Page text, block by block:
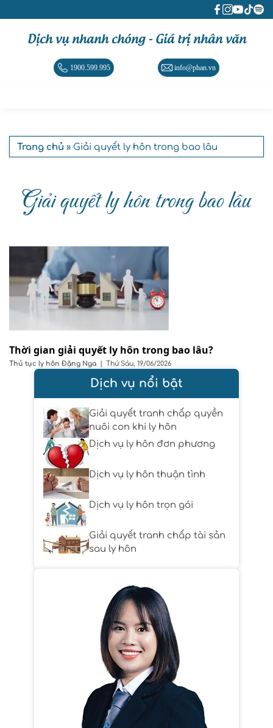
Dịch vụ nhanh chóng - Giá trị nhân văn
1900.599.995 info@phan.vn
Trang chủ » Giải quyết ly hôn trong bao lâu
Giải quyết ly hôn trong bao lâu
Thời gian giải quyết ly hôn trong bao lâu?
Thủ tục ly hôn Đặng Nga | Thứ Sáu, 19/06/2026
Dịch vụ nổi bật
Giải quyết tranh chấp quyền
nuôi con khi ly hôn
Dịch vụ ly hôn đơn phương
Dịch vụ ly hôn thuận tình
Dịch vụ ly hôn trọn gói
Giải quyết tranh chấp tài sản
sau ly hôn